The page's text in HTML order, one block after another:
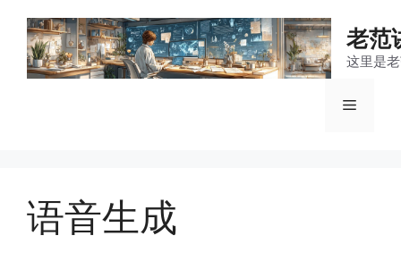
老范
这里是
菜
语音生成